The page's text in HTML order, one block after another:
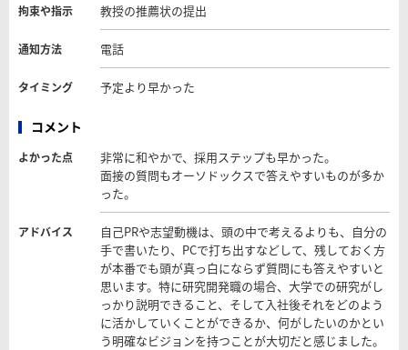
拘束や指示 教授の推薦状の提出
通知方法 電話
タイミング 予定より早かった
コメント
よかった点
非常に和やかで、採用ステップも早かった。
面接の質問もオーソドックスで答えやすいものが多か
った。
アドバイス
自己PRや志望動機は、頭の中で考えるよりも、自分の
手で書いたり、PCで打ち出すなどして、残しておく方
が本番でも頭が真っ白にならず質問にも答えやすいと
思います。特に研究開発職の場合、大学での研究がし
っかり説明できること、そして入社後それをどのよう
に活かしていくことができるか、何がしたいのかとい
う明確なビジョンを持つことが大切だと感じました。